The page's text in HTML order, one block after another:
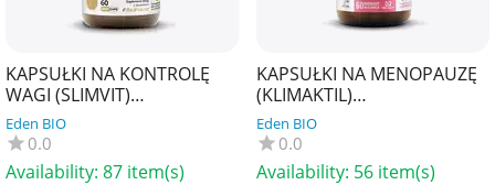
KAPSUŁKI NA KONTROLĘ
WAGI (SLIMVIT)
BEZGLUTENOWE 60 szt. -
PHARMOVIT (HERBALLINE)
Eden BIO
0.0
Availability: 87 item(s)
KAPSUŁKI NA MENOPAUZĘ
(KLIMAKTIL)
BEZGLUTENOWE 60 szt. -
PHARMOVIT (HERBALLINE)
Eden BIO
0.0
Availability: 56 item(s)